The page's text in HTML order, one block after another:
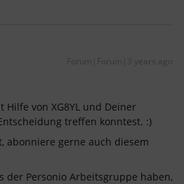
Forum|Forum|3 years ago
von XG8YL und Deiner
treffen konntest. :)
abonniere gerne auch diesem
der Personio Arbeitsgruppe haben,